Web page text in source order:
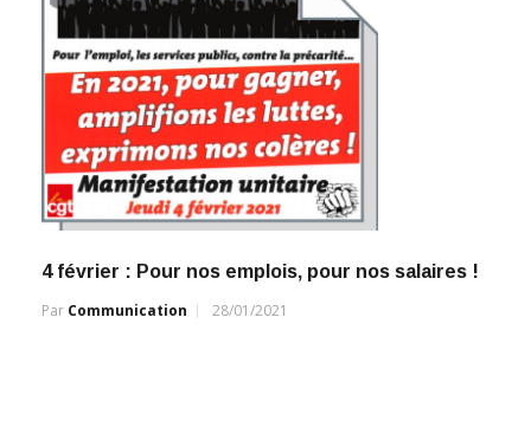
4 février : Pour nos emplois, pour nos salaires !
Par Communication 28/01/2021